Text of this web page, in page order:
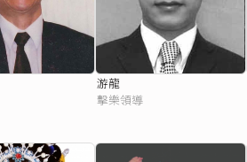
游龍
擊樂領導